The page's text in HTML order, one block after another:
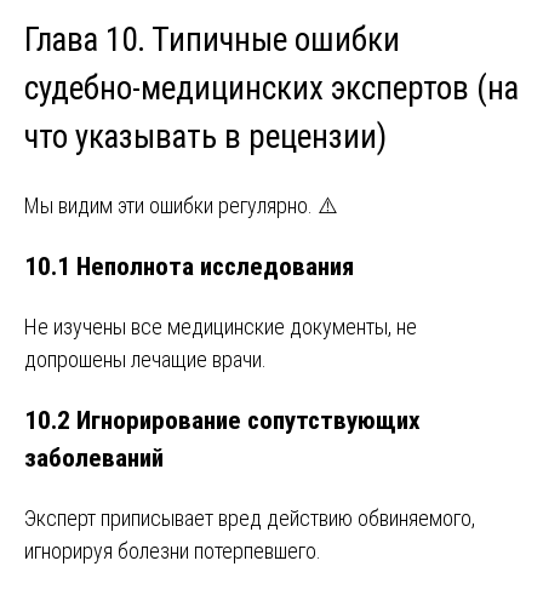
Глава 10. Типичные ошибки
судебно-медицинских экспертов (на
что указывать в рецензии)
Мы видим эти ошибки регулярно. ⚠️
10.1 Неполнота исследования
Не изучены все медицинские документы, не
допрошены лечащие врачи.
10.2 Игнорирование сопутствующих
заболеваний
Эксперт приписывает вред действию обвиняемого,
игнорируя болезни потерпевшего.